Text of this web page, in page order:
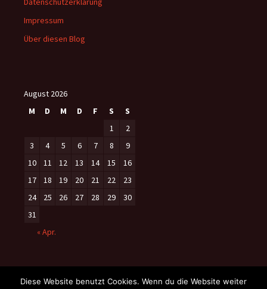
Impressum
Über diesen Blog
August 2026
M
D M D F S
S
1
2
3
4 5 6 7 8
9
10
11 12 13 14 15
16
17
18 19 20 21 22
23
24
25 26 27 28 29
30
31
« Apr.
Diese Website benutzt Cookies. Wenn du die Website weiter